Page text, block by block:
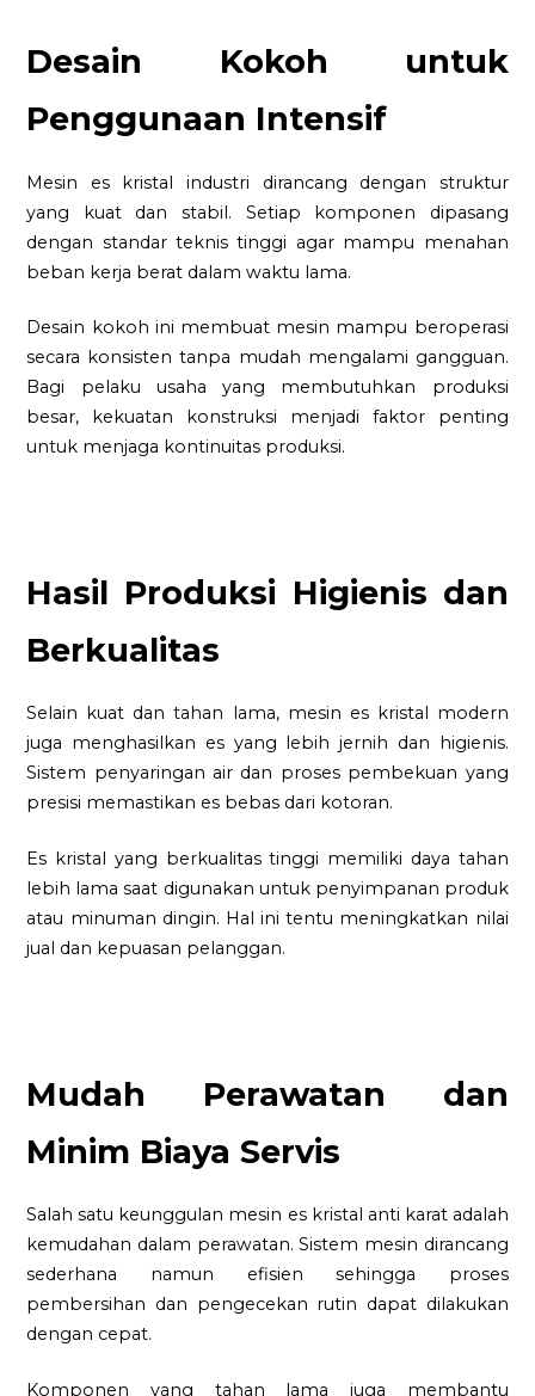
Desain Kokoh untuk
Penggunaan Intensif
Mesin es kristal industri dirancang dengan struktur
yang kuat dan stabil. Setiap komponen dipasang
dengan standar teknis tinggi agar mampu menahan
beban kerja berat dalam waktu lama.
Desain kokoh ini membuat mesin mampu beroperasi
secara konsisten tanpa mudah mengalami gangguan.
Bagi pelaku usaha yang membutuhkan produksi
besar, kekuatan konstruksi menjadi faktor penting
untuk menjaga kontinuitas produksi.
Hasil Produksi Higienis dan
Berkualitas
Selain kuat dan tahan lama, mesin es kristal modern
juga menghasilkan es yang lebih jernih dan higienis.
Sistem penyaringan air dan proses pembekuan yang
presisi memastikan es bebas dari kotoran.
Es kristal yang berkualitas tinggi memiliki daya tahan
lebih lama saat digunakan untuk penyimpanan produk
atau minuman dingin. Hal ini tentu meningkatkan nilai
jual dan kepuasan pelanggan.
Mudah Perawatan dan
Minim Biaya Servis
Salah satu keunggulan mesin es kristal anti karat adalah
kemudahan dalam perawatan. Sistem mesin dirancang
sederhana namun efisien sehingga proses
pembersihan dan pengecekan rutin dapat dilakukan
dengan cepat.
Komponen yang tahan lama juga membantu